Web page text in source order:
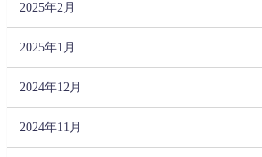
2025年2月
2025年1月
2024年12月
2024年11月